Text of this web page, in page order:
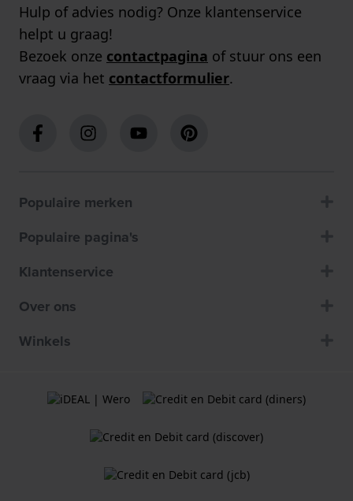
Hulp of advies nodig? Onze klantenservice
helpt u graag!
Bezoek onze contactpagina of stuur ons een
vraag via het contactformulier.
Populaire merken
Populaire pagina's
Klantenservice
Over ons
Winkels